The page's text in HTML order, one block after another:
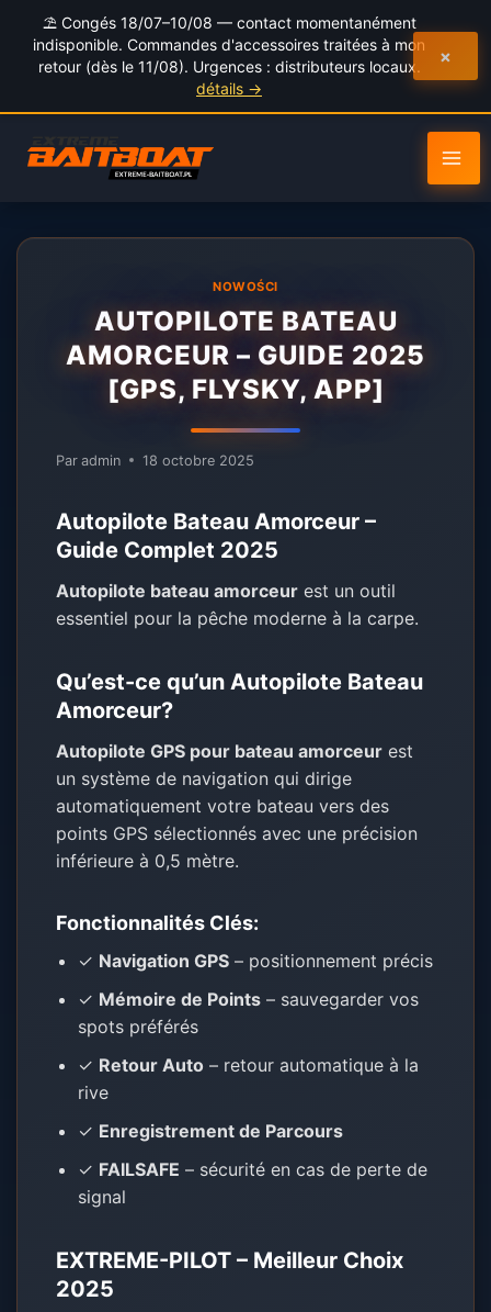
⛱️ Congés 18/07–10/08 — contact momentanément
indisponible. Commandes d'accessoires traitées à mon
retour (dès le 11/08). Urgences : distributeurs locaux.
détails →
×
contenu
NOWOŚCI
AUTOPILOTE BATEAU
AMORCEUR – GUIDE 2025
[GPS, FLYSKY, APP]
Par admin 18 octobre 2025
Autopilote Bateau Amorceur –
Guide Complet 2025
Autopilote bateau amorceur est un outil
essentiel pour la pêche moderne à la carpe.
Qu’est-ce qu’un Autopilote Bateau
Amorceur?
Autopilote GPS pour bateau amorceur est
un système de navigation qui dirige
automatiquement votre bateau vers des
points GPS sélectionnés avec une précision
inférieure à 0,5 mètre.
Fonctionnalités Clés:
✓ Navigation GPS – positionnement précis
✓ Mémoire de Points – sauvegarder vos
spots préférés
✓ Retour Auto – retour automatique à la
rive
✓ Enregistrement de Parcours
✓ FAILSAFE – sécurité en cas de perte de
signal
EXTREME-PILOT – Meilleur Choix
2025